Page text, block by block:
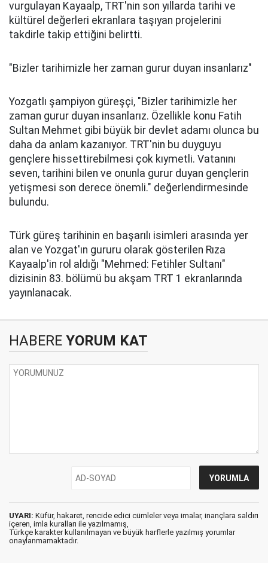
vurgulayan Kayaalp, TRT'nin son yıllarda tarihi ve
kültürel değerleri ekranlara taşıyan projelerini
takdirle takip ettiğini belirtti.
"Bizler tarihimizle her zaman gurur duyan insanlarız"
Yozgatlı şampiyon güreşçi, "Bizler tarihimizle her
zaman gurur duyan insanlarız. Özellikle konu Fatih
Sultan Mehmet gibi büyük bir devlet adamı olunca bu
daha da anlam kazanıyor. TRT'nin bu duyguyu
gençlere hissettirebilmesi çok kıymetli. Vatanını
seven, tarihini bilen ve onunla gurur duyan gençlerin
yetişmesi son derece önemli." değerlendirmesinde
bulundu.
Türk güreş tarihinin en başarılı isimleri arasında yer
alan ve Yozgat'ın gururu olarak gösterilen Rıza
Kayaalp'in rol aldığı "Mehmed: Fetihler Sultanı"
dizisinin 83. bölümü bu akşam TRT 1 ekranlarında
yayınlanacak.
HABERE YORUM KAT
UYARI: Küfür, hakaret, rencide edici cümleler veya imalar, inançlara saldırı
içeren, imla kuralları ile yazılmamış,
Türkçe karakter kullanılmayan ve büyük harflerle yazılmış yorumlar
onaylanmamaktadır.